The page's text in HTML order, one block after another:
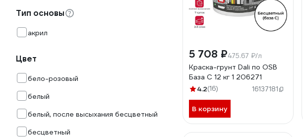
Тип основы
акрил
Цвет
бело-розовый
белый
белый, после высыхания бесцветный
бесцветный
5 708 ₽475.67 ₽/л
Краска-грунт Dali по OSB
База С 12 кг 1 206271
4.2(16) 16137181
В корзину